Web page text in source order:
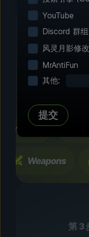
第 2
第 3
YouTube
Discord 群组
风灵月影修
MrAntiFun
其他:
提交